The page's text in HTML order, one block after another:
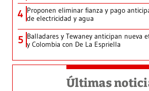
4 Proponen eliminar fianza y pago
de electricidad y agua
5 Balladares y Tewaney anticipan nueva
y Colombia con De La Espriella
Últimas